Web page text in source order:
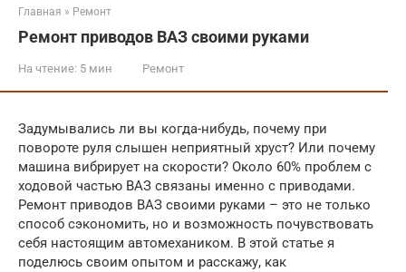
Главная » Ремонт
Ремонт приводов ВАЗ своими руками
На чтение: 5 мин Ремонт
Задумывались ли вы когда-нибудь, почему при
повороте руля слышен неприятный хруст? Или почему
машина вибрирует на скорости? Около 60% проблем с
ходовой частью ВАЗ связаны именно с приводами.
Ремонт приводов ВАЗ своими руками – это не только
способ сэкономить, но и возможность почувствовать
себя настоящим автомехаником. В этой статье я
поделюсь своим опытом и расскажу, как